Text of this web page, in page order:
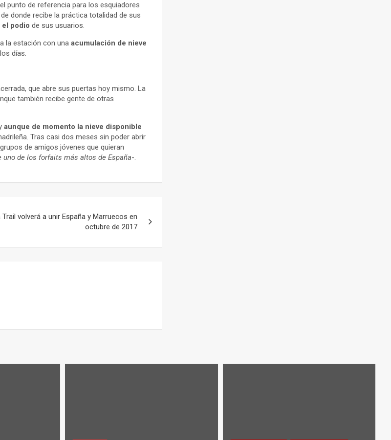
punto de referencia para los esquiadores
de donde recibe la práctica totalidad de sus
el podio de sus usuarios.
la estación con una acumulación de nieve
días.
que abre sus puertas hoy mismo. La
también recibe gente de otras
aunque de momento la nieve disponible
Tras casi dos meses sin poder abrir
de amigos jóvenes que quieran
uno de los forfaits más altos de España-.
Trail volverá a unir España y Marruecos en
octubre de 2017